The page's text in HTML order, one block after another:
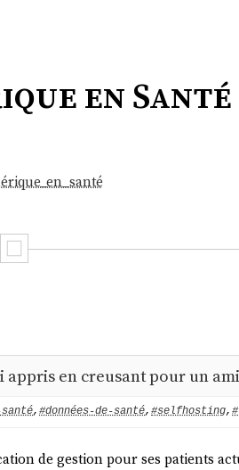
en Santé
appris en creusant pour un ami
, #données-de-santé, #selfhosting,
de gestion pour ses patients